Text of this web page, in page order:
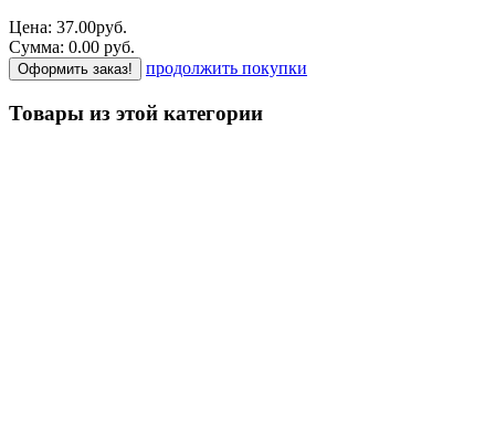
Цена: 37.00руб.
Сумма: 0.00 руб.
Оформить заказ! продолжить покупки
Товары из этой категории